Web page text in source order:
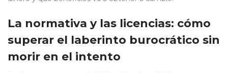
La normativa y las licencias: cómo
superar el laberinto burocrático sin
morir en el intento